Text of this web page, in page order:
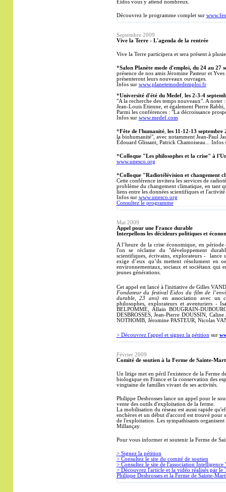
Eidos vous y attend nombreux.
Découvrez le programme complet sur
Septembre2009
Vive la Terre - L'agenda de la rentrée
Vive la Terre participera et sera présent à
*Salon Planète mode d'emploi, du 24 au 27
présence de nos amis Jéromine Pasteur et
présenteront leurs nouveaux ouvrages.
Infos sur www.planetemodedemploi.fr
*Université d'été du Medef, les 2-3-4
"A la recherche des temps nouveaux". A noter
Jean-Louis Etienne, et également Pierre
Parmi les conférences : "La décroissance
Infos sur www.medef.com
*Fête de l'humanité, les 11-12-13 septembre
la biohumanité", avec notamment Jean-Paul
Édouard Glissant, Patrick Chamoiseau... Infos
*Colloque "Les philosophes et la crise" à
www.unesco.org
*Colloque "Radiotélévision et changement
Cette conférence invitera les services de
problème du changement climatique, en tant
liens entre les données scientifiques et
Infos sur www.unesco.org
Consultez le programme
Mai 2009
Appel pour une France durable
Interpellons les décideurs politiques et
A l’heure de la crise économique, en
l'on se réclame du "développement
scientifiques, écrivains, explorateurs - lance
exige d’eux qu’ils mettent résolument en
environnementaux, sociaux et sociétaux qui
jeunes générations.
Cet appel est lancé à l'initiative de Gilles
Fondateur du festival Eidos du film de
durable, 23 ans) en association avec un
philosophes, explorateurs et aventuriers -
BELPOMME, Allain BOUGRAIN-
DESBROSSES, Jean-Pierre DOUSSIN,
NOTHOMB, Jéromine PASTEUR, Nicolas
> Découvrez l'appel et signez la pétition sur
Février2009
Comité de soutien à la Ferme de Sainte-
Un litige met en péril l'existence de la Ferme
biologique en France et la conservation des
vingtaine de familles vivant de ses activités.
Philippe Desbrosses lance un appel pour le
vente des outils d'exploitation de la ferme.
La mobilisation du réseau est aussi rapide
enchères et un début d'accord est trouvé pour
de l'exploitation. Les sympathisants
Millançay.
Pour vous informer et soutenir la Ferme de
> Signez la pétition
> Consultez le site du comité de soutien
> Consultez le site de l'association Intelligence
> Découvrez l'article et la vidéo réalisés par
Philippe Desbrosses et la Ferme de Sainte-